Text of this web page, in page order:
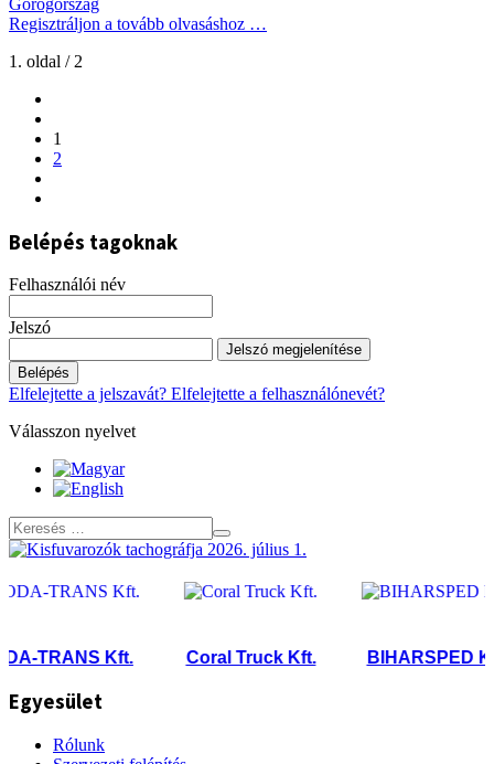
Görögország
Regisztráljon a tovább olvasáshoz …
1. oldal / 2
1
2
Belépés tagoknak
Felhasználói név
Jelszó
Jelszó megjelenítése
Belépés
Elfelejtette a jelszavát? Elfelejtette a felhasználónevét?
Válasszon nyelvet
TRANS Kft. Coral Truck Kft. BIHARSPED Kft.
Egyesület
Rólunk